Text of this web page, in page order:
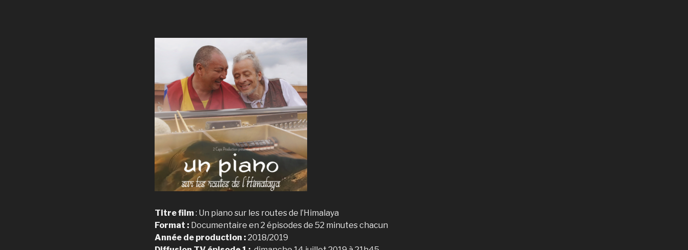
Titre film: Un piano sur les routes de l’Himalaya
Format : Documentaire en 2 épisodes de 52 minutes chacun
Année de production : 2018/2019